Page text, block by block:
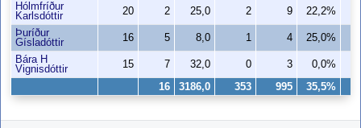
Hólmfríður
Karlsdóttir
20 2 25,0 2 9
22,2%
Þuríður
Gísladóttir
16 5 8,0 1 4
25,0%
Bára H
Vignisdóttir
15 7 32,0 0 3 0,0%
16 3186,0 353 995 35,5%